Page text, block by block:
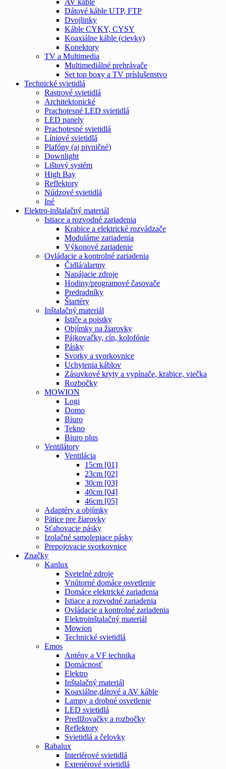
AV káble
Dátové káble UTP, FTP
Dvojlinky
Káble CYKY, CYSY
Koaxiálne káble (cievky)
Konektory
TV a Multimedia
Multimediálné prehrávače
Set top boxy a TV príslušenstvo
Technické svietidlá
Rastrové svietidlá
Architektonické
Prachotesné LED svietidlá
LED panely
Prachotesné svietidlá
Líniové svietidlá
Plafóny (aj pivničné)
Downlight
Lištový systém
High Bay
Reflektory
Núdzové svietidlá
Iné
Elektro-inštalačný materiál
Istiace a rozvodné zariadenia
Krabice a elektrické rozvádzače
Modulárne zariadenia
Výkonové zariadenie
Ovládacie a kontrolné zariadenia
Čidlá/alarmy
Napájacie zdroje
Hodiny/programové časovače
Predradníky
Štartéry
Inštalačný materiál
Ističe a poistky
Objímky na žiarovky
Pájkovačky, cín, kolofónie
Pásky
Svorky a svorkovnice
Uchytenia káblov
Zásuvkové kryty a vypínače, krabice, viečka
Rozbočky
MOWION
Logi
Domo
Biuro
Tekno
Biuro plus
Ventilátory
Ventilácia
15cm [01]
23cm [02]
30cm [03]
40cm [04]
46cm [05]
Adaptéry a objímky
Pätice pre žiarovky
Sťahovacie pásky
Izolačné samolepiace pásky
Prepojovacie svorkovnice
Značky
Kanlux
Svetelné zdroje
Vnútorné domáce osvetlenie
Domáce elektrické zariadenia
Istiace a rozvodné zariadenia
Ovládacie a kontrolné zariadenia
Elektroinštalačný materiál
Mowion
Technické svietidlá
Emos
Antény a VF technika
Domácnosť
Elektro
Inštalačný materiál
Koaxiálne,dátové a AV káble
Lampy a drobné osvetlenie
LED svietidlá
Predlžovačky a rozbočky
Reflektory
Svietidlá a čelovky
Rabalux
Interiérové svietidlá
Exteriérové svietidlá